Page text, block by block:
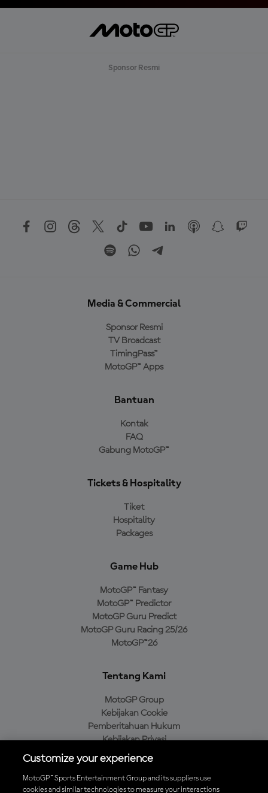
Sponsor Resmi
Media & Commercial
Sponsor Resmi
TV Broadcast
TimingPass™
MotoGP™ Apps
Bantuan
Kontak
FAQ
Gabung MotoGP™
Tickets & Hospitality
Tiket
Hospitality
Packages
Game Hub
MotoGP™ Fantasy
MotoGP™ Predictor
MotoGP Guru Predict
MotoGP Guru Racing 25/26
MotoGP™26
Tentang Kami
MotoGP Group
Kebijakan Cookie
Pemberitahuan Hukum
Kebijakan Privasi
Kebijakan Pembelian
Customize your experience
MotoGP™ Sports Entertainment Group and its suppliers use
cookies and similar technologies to measure your interactions